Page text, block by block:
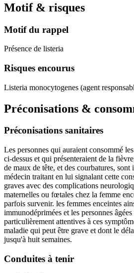
Motif & risques
Motif du rappel
Présence de listeria
Risques encourus
Listeria monocytogenes (agent
Préconisations &
Préconisations sanitaires
Les personnes qui auraient consommé
ci-dessus et qui présenteraient de la
de maux de tête, et des courbatures,
médecin traitant en lui signalant cette
graves avec des complications
maternelles ou fœtales chez la femme
parfois survenir. les femmes enceintes
immunodéprimées et les personnes
particulièrement attentives à ces
maladie qui peut être grave et dont le
jusqu'à huit semaines.
Conduites à tenir